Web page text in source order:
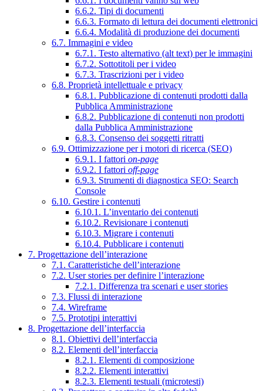
6.6.2. Tipi di documenti
6.6.3. Formato di lettura dei documenti elettronici
6.6.4. Modalità di produzione dei documenti
6.7. Immagini e video
6.7.1. Testo alternativo (alt text) per le immagini
6.7.2. Sottotitoli per i video
6.7.3. Trascrizioni per i video
6.8. Proprietà intellettuale e privacy
6.8.1. Pubblicazione di contenuti prodotti dalla
Pubblica Amministrazione
6.8.2. Pubblicazione di contenuti non prodotti
dalla Pubblica Amministrazione
6.8.3. Consenso dei soggetti ritratti
6.9. Ottimizzazione per i motori di ricerca (SEO)
6.9.1. I fattori on-page
6.9.2. I fattori off-page
6.9.3. Strumenti di diagnostica SEO: Search
Console
6.10. Gestire i contenuti
6.10.1. L’inventario dei contenuti
6.10.2. Revisionare i contenuti
6.10.3. Migrare i contenuti
6.10.4. Pubblicare i contenuti
7. Progettazione dell’interazione
7.1. Caratteristiche dell’interazione
7.2. User stories per definire l’interazione
7.2.1. Differenza tra scenari e user stories
7.3. Flussi di interazione
7.4. Wireframe
7.5. Prototipi interattivi
8. Progettazione dell’interfaccia
8.1. Obiettivi dell’interfaccia
8.2. Elementi dell’interfaccia
8.2.1. Elementi di composizione
8.2.2. Elementi interattivi
8.2.3. Elementi testuali (microtesti)